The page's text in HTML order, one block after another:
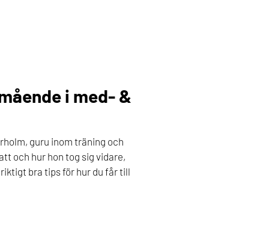
i med- &
guru inom träning och
och hur hon tog sig vidare,
bra tips för hur du får till